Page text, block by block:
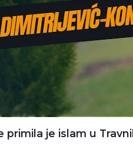
primila je islam u